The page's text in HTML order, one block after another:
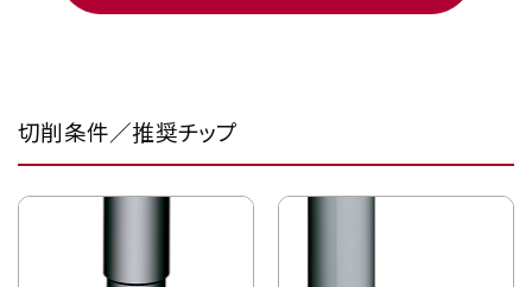
切削条件／推奨チップ